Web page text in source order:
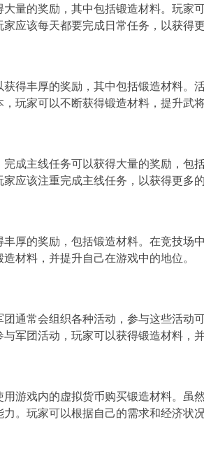
量的奖励，其中包括锻造材料。玩家
都要完成日常任务，以获得
得丰厚的奖励，其中包括锻造材料。
以不断获得锻造材料，提升武
式，完成主线任务可以获得大量的奖励
应该注重完成主线任务，以获得更多的
厚的奖励，包括锻造材料。在竞技场
，并提升自己在游戏中的地位。
通常会组织各种活动，参与这些活动
活动，玩家可以获得锻造材料
游戏内的虚拟货币购买锻造材料。虽
力。玩家可以根据自己的需求和经济状